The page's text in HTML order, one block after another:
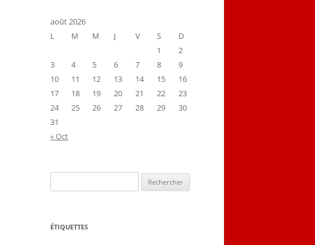
août 2026
L
M M J V S
D
1
2
3
4 5 6 7 8
9
10
11 12 13 14 15
16
17
18 19 20 21 22
23
24
25 26 27 28 29
30
31
« Oct
ÉTIQUETTES